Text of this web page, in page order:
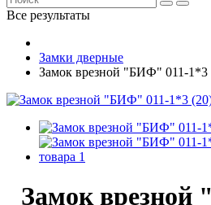
Все результаты
Замки дверные
Замок врезной "БИФ" 011-1*3
Замок